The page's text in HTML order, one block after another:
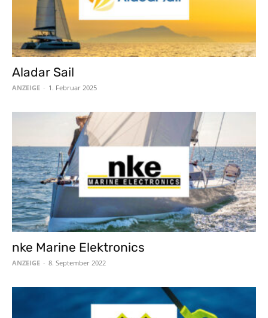
Aladar Sail
ANZEIGE - 1. Februar 2025
nke Marine Elektronics
ANZEIGE - 8. September 2022